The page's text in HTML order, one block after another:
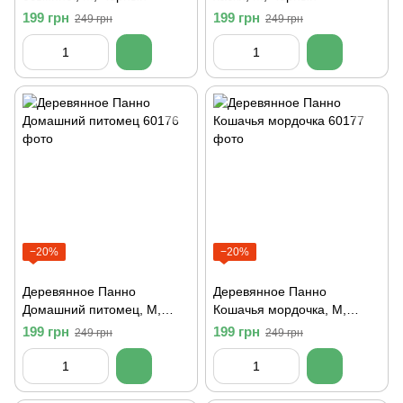
199 грн 249 грн 199 грн 249 грн
−20%
Деревянное Панно
Домашний питомец, M,
Чорный
199 грн 249 грн
−20%
Деревянное Панно
Кошачья мордочка, M,
Чорный
199 грн 249 грн